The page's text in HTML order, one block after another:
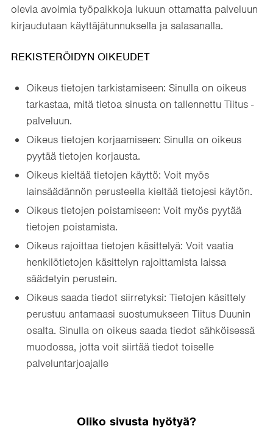
olevia avoimia työpaikkoja lukuun ottamatta palveluun
kirjaudutaan käyttäjätunnuksella ja salasanalla.
REKISTERÖIDYN OIKEUDET
Oikeus tietojen tarkistamiseen: Sinulla on oikeus
tarkastaa, mitä tietoa sinusta on tallennettu Tiitus -
palveluun.
Oikeus tietojen korjaamiseen: Sinulla on oikeus
pyytää tietojen korjausta.
Oikeus kieltää tietojen käyttö: Voit myös
lainsäädännön perusteella kieltää tietojesi käytön.
Oikeus tietojen poistamiseen: Voit myös pyytää
tietojen poistamista.
Oikeus rajoittaa tietojen käsittelyä: Voit vaatia
henkilötietojen käsittelyn rajoittamista laissa
säädetyin perustein.
Oikeus saada tiedot siirretyksi: Tietojen käsittely
perustuu antamaasi suostumukseen Tiitus Duunin
osalta. Sinulla on oikeus saada tiedot sähköisessä
muodossa, jotta voit siirtää tiedot toiselle
palveluntarjoajalle
Oliko sivusta hyötyä?